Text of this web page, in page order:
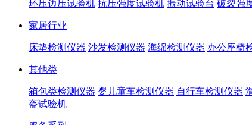
环压边压试验机 抗压强度试验机 振动试验台 破裂强
家居行业
床垫检测仪器 沙发检测仪器 海绵检测仪器 办公座椅
其他类
箱包类检测仪器 婴儿童车检测仪器 自行车检测仪器
盔试验机